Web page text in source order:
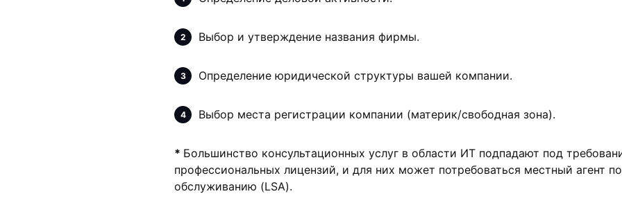
Выбор и утверждение названия фирмы.
Определение юридической структуры вашей компании.
Выбор места регистрации компании (материк/свободная зона).
* Большинство консультационных услуг в области ИТ подпадают под
профессиональных лицензий, и для них может потребоваться местный агент по
обслуживанию (LSA).